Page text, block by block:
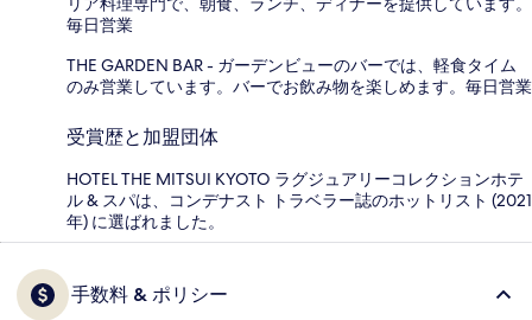
毎日営業
THE GARDEN BAR - ガーデンビューのバーでは、軽食タイム
のみ営業しています。バーでお飲み物を楽しめます。毎日営業
受賞歴と加盟団体
HOTEL THE MITSUI KYOTO ラグジュアリーコレクションホテ
ル & スパは、コンデナスト トラベラー誌のホットリスト (2021
年) に選ばれました。
手数料 & ポリシー